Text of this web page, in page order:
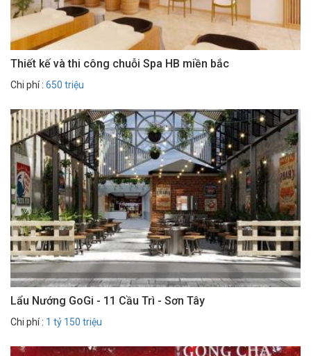
Thiết kế và thi công chuỗi Spa HB miền bắc
Chi phí : 650 triệu
Lẩu Nướng GoGi - 11 Cầu Trì - Sơn Tây
Chi phí : 1 tỷ 150 triệu